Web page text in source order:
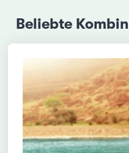
Beliebte